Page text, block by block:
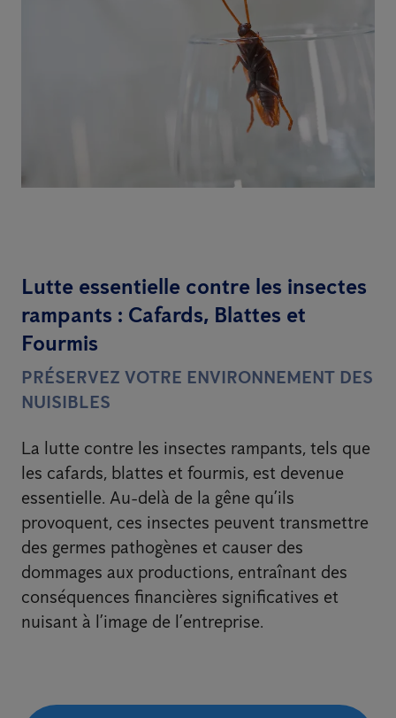
Lutte essentielle contre les insectes
rampants : Cafards, Blattes et
Fourmis
PRÉSERVEZ VOTRE ENVIRONNEMENT DES
NUISIBLES
La lutte contre les insectes rampants, tels que
les cafards, blattes et fourmis, est devenue
essentielle. Au-delà de la gêne qu’ils
provoquent, ces insectes peuvent transmettre
des germes pathogènes et causer des
dommages aux productions, entraînant des
conséquences financières significatives et
nuisant à l’image de l’entreprise.